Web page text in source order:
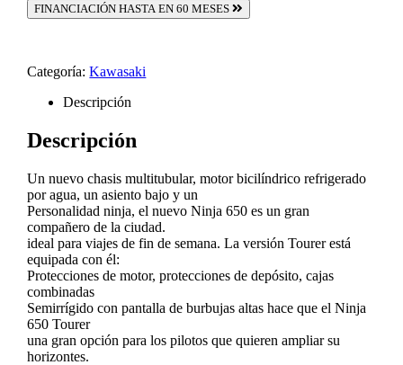
FINANCIACIÓN HASTA EN 60 MESES
Categoría:Kawasaki
Descripción
Descripción
Un nuevo chasis multitubular, motor bicilíndrico refrigerado
por agua, un asiento bajo y un
Personalidad ninja, el nuevo Ninja 650 es un gran
compañero de la ciudad.
ideal para viajes de fin de semana. La versión Tourer está
equipada con él:
Protecciones de motor, protecciones de depósito, cajas
combinadas
Semirrígido con pantalla de burbujas altas hace que el Ninja
650 Tourer
una gran opción para los pilotos que quieren ampliar su
horizontes.